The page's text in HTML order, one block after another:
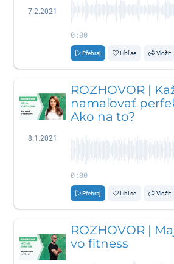
7.2.2021
0:00
Přehraj Líbí se Vložit
8.1.2021
ROZHOVOR |
namaľovať
Ako na to?
0:00
Přehraj Líbí se Vložit
ROZHOVOR |
vo fitness